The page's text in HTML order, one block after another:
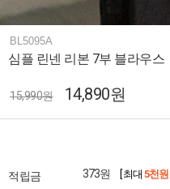
BL5095A
심플 린넨 리본 7부 블라우스
15,990원 14,890원
적립금 373원 [ 최대 5천원